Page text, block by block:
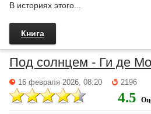
В историях этого...
Книга
Под солнцем - Ги де
16 февраля 2026, 08:20 2196
4.5